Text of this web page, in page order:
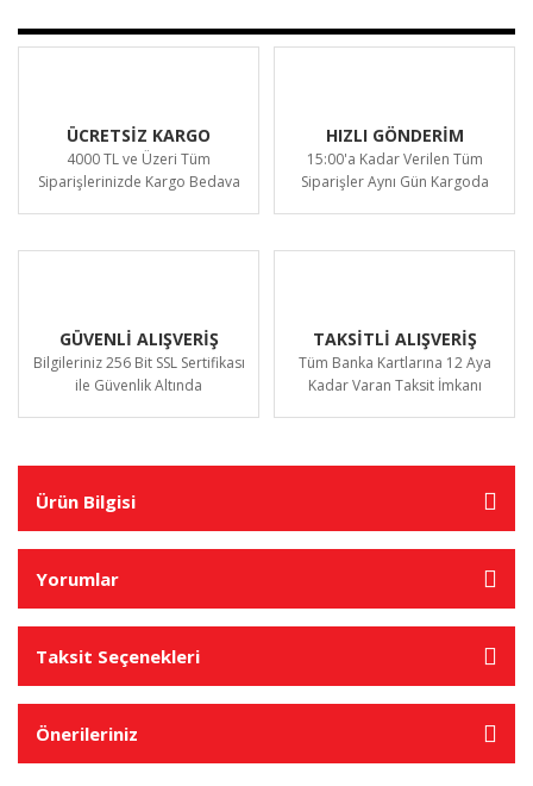
ÜCRETSİZ KARGO
4000 TL ve Üzeri Tüm
Siparişlerinizde Kargo Bedava
HIZLI GÖNDERİM
15:00'a Kadar Verilen Tüm
Siparişler Aynı Gün Kargoda
GÜVENLİ ALIŞVERİŞ
Bilgileriniz 256 Bit SSL Sertifikası
ile Güvenlik Altında
TAKSİTLİ ALIŞVERİŞ
Tüm Banka Kartlarına 12 Aya
Kadar Varan Taksit İmkanı
Ürün Bilgisi
Yorumlar
Taksit Seçenekleri
Önerileriniz